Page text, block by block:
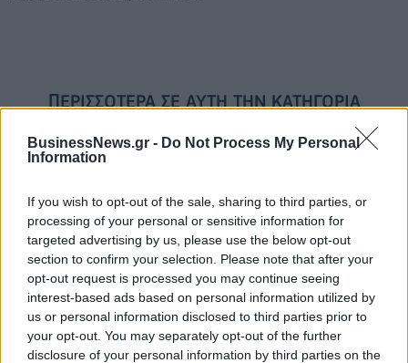
BusinessNews.gr - Do Not Process My Personal
Information
If you wish to opt-out of the sale, sharing to third parties, or
processing of your personal or sensitive information for
targeted advertising by us, please use the below opt-out
section to confirm your selection. Please note that after your
opt-out request is processed you may continue seeing
interest-based ads based on personal information utilized by
us or personal information disclosed to third parties prior to
your opt-out. You may separately opt-out of the further
disclosure of your personal information by third parties on the
ΠΕΡΙΣΣΌΤΕΡΑ ΣΕ ΑΥΤΉ ΤΗΝ ΚΑΤΗΓΟΡΊΑ
Ευρωαγορές: Κέρδη στο
κλείσιμο της Πέμπτης
13/07/2023 - 20:28
Eurogroup: Πιο αυστηρή
δημοσιονομική πολιτική το
2024 - "Τέλος" στα μέτρα
ενεργειακής στήριξης
13/07/2023 - 20:40